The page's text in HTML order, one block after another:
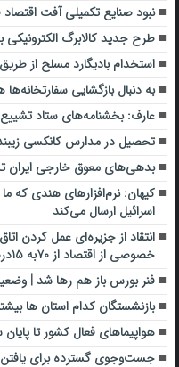
نبود صنایع تکمیلی آفت اقتصاد
طرح جدید کالابرگ الکترونیکی
استخدام بادیگارد مسلح از
به دنبال بازگشایی سفارتخانه‌ها
عارف: بخشنامه‌های ستاد
تحصیل در مدارس کانکسی
بدهی‌های معوق خارجی ایران
کیهان: نرم‌افزارهای هندی که ما
اسرائیل ارسال می‌کند
انتقاد از جزیره‌ای عمل کردن
خصوصی از اقتصاد از ۷۰به ۱۵درصد رسید
فنر بورس باز هم رها شد |
بازنشستگان کدام استان ها
‌هواپیماهای فعال کشور تا پایان سال به‌ ۲۵۰ فروند
جست‌وجوی گسترده برای یافتن ۲ کودک مفقود شده در ایلام+ جزئیات